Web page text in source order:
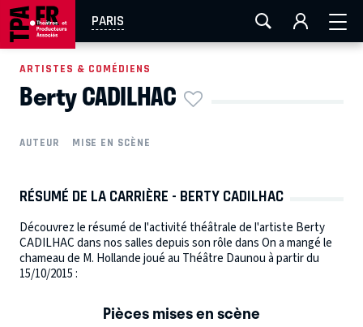
PARIS
AIX-MARSEILLE LA ROCHELLE
EN TOURNÉE
ARTISTES & COMÉDIENS
Berty CADILHAC
AUTEUR MISE EN SCÈNE
RÉSUMÉ DE LA CARRIÈRE - BERTY CADILHAC
Découvrez le résumé de l'activité théâtrale de l'artiste Berty
CADILHAC dans nos salles depuis son rôle dans On a mangé le
chameau de M. Hollande joué au Théâtre Daunou à partir du
15/10/2015 :
Pièces mises en scène